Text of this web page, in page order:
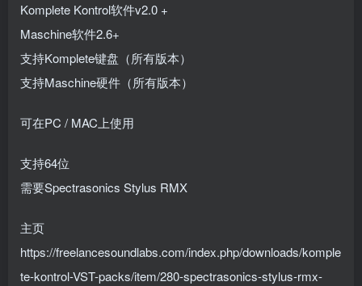
Komplete Kontrol软件v2.0 +
Maschine软件2.6+
支持Komplete键盘（所有版本）
支持Maschine硬件（所有版本）
可在PC / MAC上使用
支持64位
需要Spectrasonics Stylus RMX
主页
https://freelancesoundlabs.com/index.php/downloads/komple
te-kontrol-VST-packs/item/280-spectrasonics-stylus-rmx-